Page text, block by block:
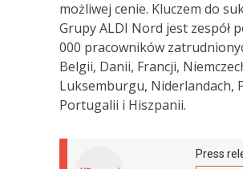
możliwej cenie. Kluczem do
Grupy ALDI Nord jest zespół
000 pracowników
Belgii, Danii, Francji,
Luksemburgu, Niderlandach,
Portugalii i Hiszpanii.
Press